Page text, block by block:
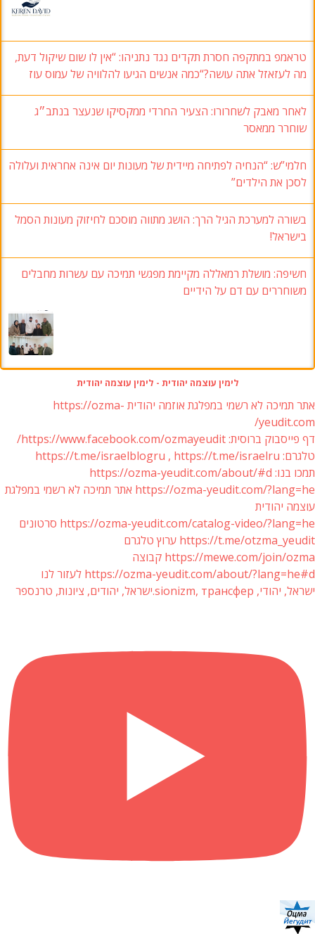
טראמפ במתקפה חסרת תקדים נגד נתניהו: “אין לו שום שיקול דעת,
מה לעזאזל אתה עושה?“כמה אנשים הגיעו להלוויה של עמוס עוז
לאחר מאבק לשחרורו: הצעיר החרדי ממקסיקו שנעצר בנתב״ג
שוחרר ממאסר
חלמי”ש: “הנחיה לפתיחה מיידית של מעונות יום אינה אחראית ועלולה
לסכן את הילדים”
בשורה למערכת הגיל הרך: הושג מתווה מוסכם לחיזוק מעונות הסמל
בישראל!
חשיפה: מושלת רמאללה מקיימת מפגשי תמיכה עם עשרות מחבלים
משוחררים עם דם על הידיים
לימין עוצמה יהודית - לימין עוצמה יהודית
אתר תמיכה לא רשמי במפלגת אוזמה יהודית https://ozma-
yeudit.com/
דף פייסבוק ברוסית: https://www.facebook.com/ozmayeudit/
טלגרם: https://t.me/israelblogru , https://t.me/israelru
תמכו בנו: https://ozma-yeudit.com/about/#d
https://ozma-yeudit.com/?lang=he אתר תמיכה לא רשמי במפלגת
עוצמה יהודית
https://ozma-yeudit.com/catalog-video/?lang=he סרטונים
https://t.me/otzma_yeudit ערוץ טלגרם
https://mewe.com/join/ozma קבוצה
https://ozma-yeudit.com/about/?lang=he#d לעזור לנו
ישראל, יהודי, sionizm, трансфер.ישראל, יהודים, ציונות, טרנספר